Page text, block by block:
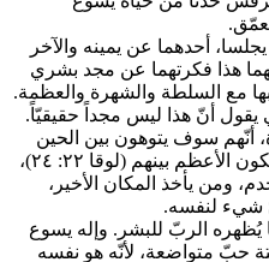
أحدهما عن يمينه والآخر
هذا فكرتهما عن مجد بشري
مع السلطة والشهرة والعظمة.
أنّ هذا ليس مجداً حقيقيّاً.
أنّهم سوف يتوهون بين الحين
والآخر في سؤال أنفسهم عمّن سيكون الأعظم بينهم (لوقا ٢٢: ٢٤)،
ومن يأخذ المكان الأخير،
شيء لنفسه.
الربّ للبشر. وإله يسوع
حبّ متواضعة، لأنّه هو نفسه